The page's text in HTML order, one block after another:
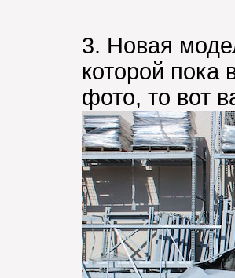
3. Новая
которой пока
фото, то вот